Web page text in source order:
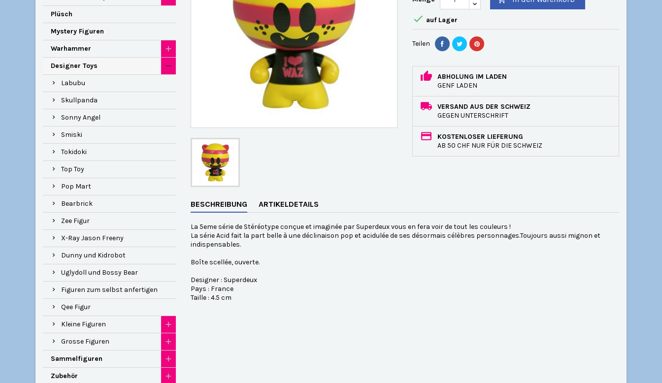
Plüsch
Mystery Figuren
Warhammer
Designer Toys
Labubu
Skullpanda
Sonny Angel
Smiski
Tokidoki
Top Toy
Pop Mart
Bearbrick
Zee Figur
X-Ray Jason Freeny
Dunny und Kidrobot
Uglydoll und Bossy Bear
Figuren zum selbst anfertigen
Qee Figur
Kleine Figuren
Grosse Figuren
Sammelfiguren
Zubehör
 auf Lager
Teilen
ABHOLUNG IM LADEN
GENF LADEN
VERSAND AUS DER SCHWEIZ
GEGEN UNTERSCHRIFT
KOSTENLOSER LIEFERUNG
AB 50 CHF NUR FÜR DIE SCHWEIZ
BESCHREIBUNG ARTIKELDETAILS
La 5eme série de Stéréotype conçue et imaginée par Superdeux vous en fera voir de tout les couleurs !
La série Acid fait la part belle à une déclinaison pop et acidulée de ses désormais célèbres personnages.Toujours aussi mignon et
indispensables.
Boîte scellée, ouverte.
Designer : Superdeux
Pays : France
Taille : 4.5 cm